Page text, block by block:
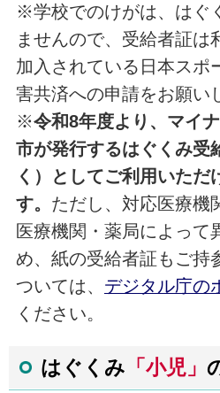
※学校でのけがは、はぐ
ませんので、受給者証は
加入されている日本スポ
害共済への申請をお願い
※令和8年度より、マイ
市が発行するはぐくみ受
く）としてご利用いただ
す。 ただし、対応医療機
医療機関・薬局によって
め、紙の受給者証もご持
ついては、 デジタル庁の
ください。
はぐくみ 「小児」